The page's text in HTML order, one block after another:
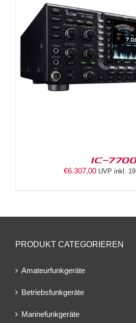
IC-
€6.307,00 UVP inkl.
PRODUKT CATEGORIEREN
Amateurfunkgeräte
Betriebsfunkgeräte
Marinefunkgeräte